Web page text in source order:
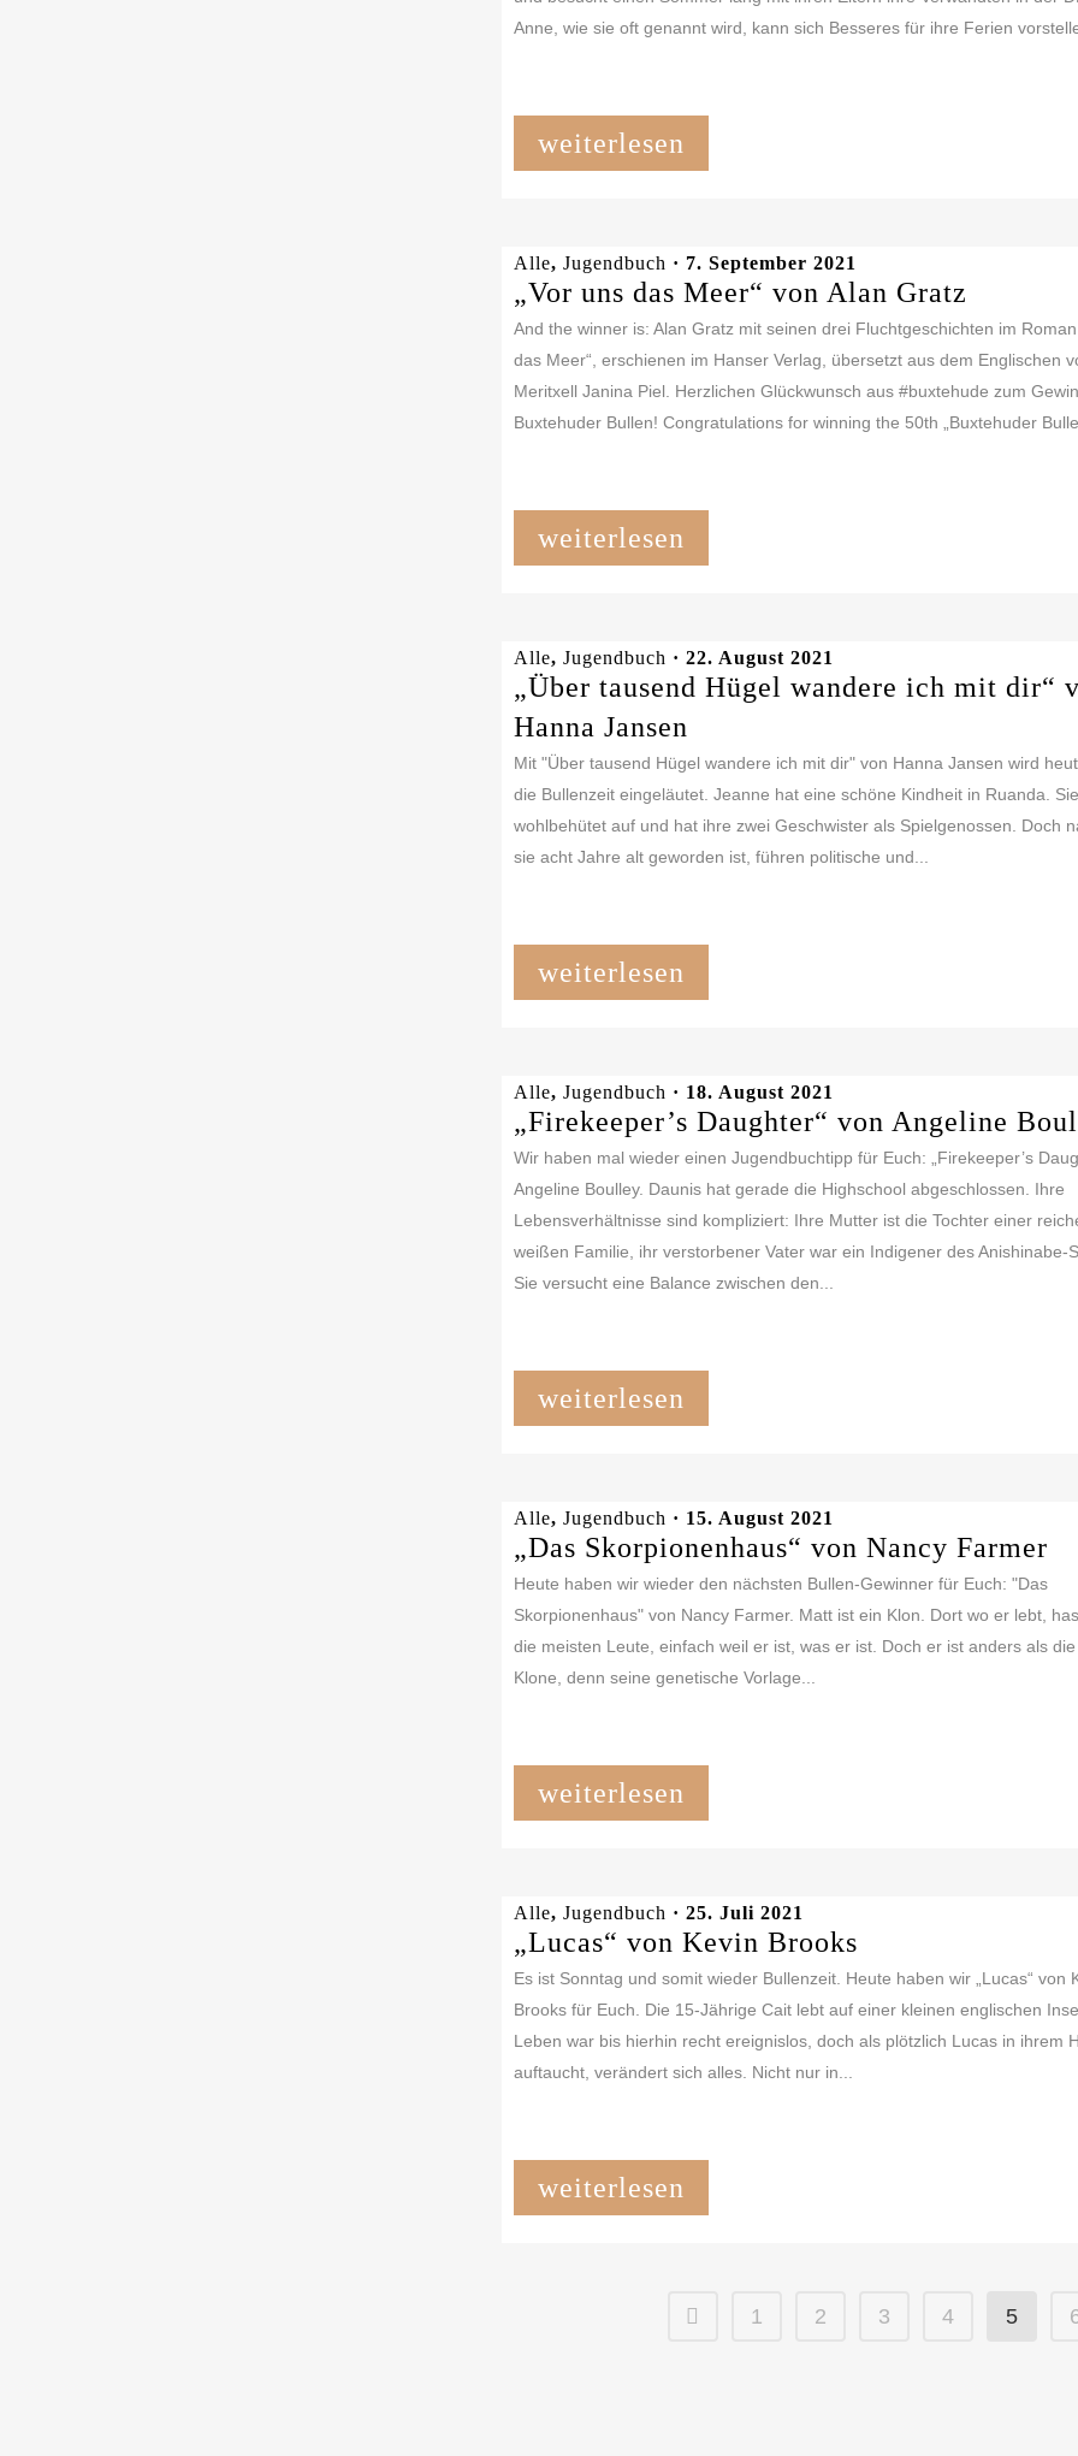
Anne, wie sie oft genannt wird, kann sich Besseres für ihre Ferien
weiterlesen
Alle, Jugendbuch · 7. September 2021
„Vor uns das Meer“ von Alan Gratz
And the winner is: Alan Gratz mit seinen drei Fluchtgeschichten im Roman
das Meer“, erschienen im Hanser Verlag, übersetzt aus dem Englischen
Meritxell Janina Piel. Herzlichen Glückwunsch aus #buxtehude zum
Buxtehuder Bullen! Congratulations for winning the 50th „Buxtehuder
weiterlesen
Alle, Jugendbuch · 22. August 2021
„Über tausend Hügel wandere ich mit dir“
Hanna Jansen
Mit "Über tausend Hügel wandere ich mit dir" von Hanna Jansen wird
die Bullenzeit eingeläutet. Jeanne hat eine schöne Kindheit in Ruanda.
wohlbehütet auf und hat ihre zwei Geschwister als Spielgenossen. Doch
sie acht Jahre alt geworden ist, führen politische und...
weiterlesen
Alle, Jugendbuch · 18. August 2021
„Firekeeper’s Daughter“ von Angeline
Wir haben mal wieder einen Jugendbuchtipp für Euch: „Firekeeper’s
Angeline Boulley. Daunis hat gerade die Highschool abgeschlossen. Ihre
Lebensverhältnisse sind kompliziert: Ihre Mutter ist die Tochter einer
weißen Familie, ihr verstorbener Vater war ein Indigener des Anishinabe-
Sie versucht eine Balance zwischen den...
weiterlesen
Alle, Jugendbuch · 15. August 2021
„Das Skorpionenhaus“ von Nancy Farmer
Heute haben wir wieder den nächsten Bullen-Gewinner für Euch: "Das
Skorpionenhaus" von Nancy Farmer. Matt ist ein Klon. Dort wo er lebt,
die meisten Leute, einfach weil er ist, was er ist. Doch er ist anders als
Klone, denn seine genetische Vorlage...
weiterlesen
Alle, Jugendbuch · 25. Juli 2021
„Lucas“ von Kevin Brooks
Es ist Sonntag und somit wieder Bullenzeit. Heute haben wir „Lucas“ von
Brooks für Euch. Die 15-Jährige Cait lebt auf einer kleinen englischen
Leben war bis hierhin recht ereignislos, doch als plötzlich Lucas in ihrem
auftaucht, verändert sich alles. Nicht nur in...
weiterlesen
1 2 3 4 5